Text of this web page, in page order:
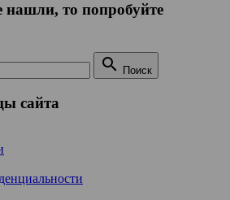
то попробуйте
 Поиск
сайта